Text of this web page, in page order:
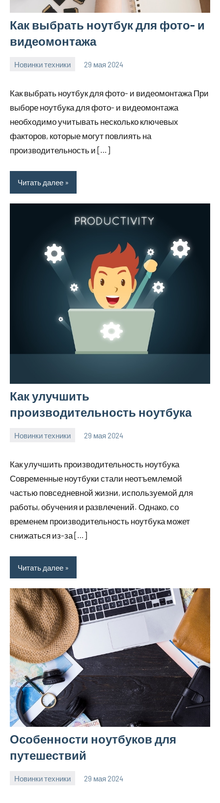
Как выбрать ноутбук для фото- и
видеомонтажа
Новинки техники 29 мая 2024
Как выбрать ноутбук для фото- и видеомонтажа При
выборе ноутбука для фото- и видеомонтажа
необходимо учитывать несколько ключевых
факторов, которые могут повлиять на
производительность и […]
Читать далее
Как улучшить
производительность ноутбука
Новинки техники 29 мая 2024
Как улучшить производительность ноутбука
Современные ноутбуки стали неотъемлемой
частью повседневной жизни, используемой для
работы, обучения и развлечений. Однако, со
временем производительность ноутбука может
снижаться из-за […]
Читать далее
Особенности ноутбуков для
путешествий
Новинки техники 29 мая 2024